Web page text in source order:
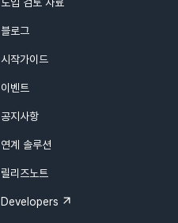
블로그
시작가이드
이벤트
공지사항
연계 솔루션
릴리즈노트
Developers